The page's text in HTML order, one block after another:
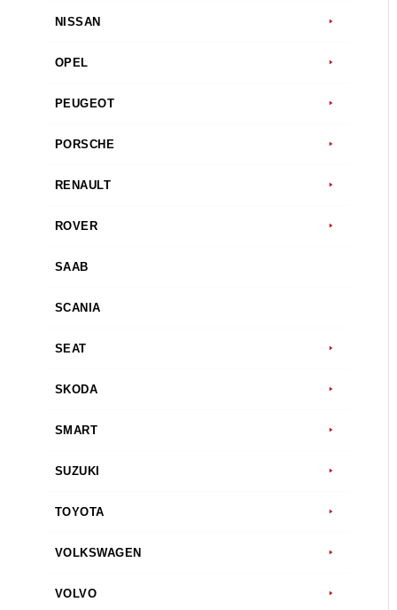
NISSAN
OPEL
PEUGEOT
PORSCHE
RENAULT
ROVER
SAAB
SCANIA
SEAT
SKODA
SMART
SUZUKI
TOYOTA
VOLKSWAGEN
VOLVO